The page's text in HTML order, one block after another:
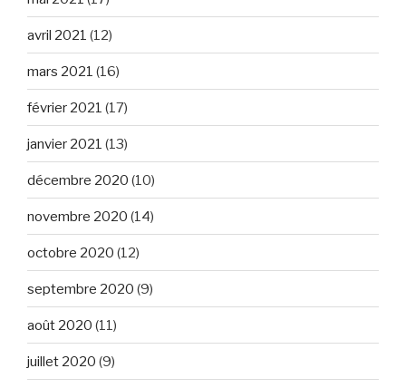
avril 2021 (12)
mars 2021 (16)
février 2021 (17)
janvier 2021 (13)
décembre 2020 (10)
novembre 2020 (14)
octobre 2020 (12)
septembre 2020 (9)
août 2020 (11)
juillet 2020 (9)